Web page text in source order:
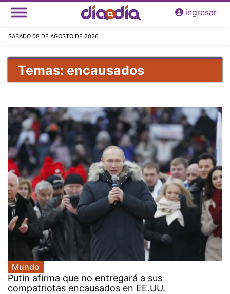
Pasar
al
principal
ingresar
SABADO 08 DE AGOSTO DE 2026
Temas: encausados
Mundo
Putin afirma que no entregará a sus
compatriotas encausados en EE.UU.